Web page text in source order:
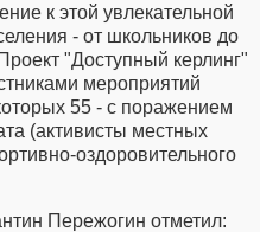
к этой увлекательной
- от школьников до
"Доступный керлинг"
мероприятий
55 - с поражением
(активисты местных
оздоровительного
Пережогин отметил: